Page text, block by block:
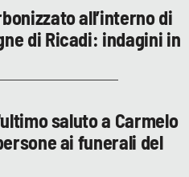
all’interno di
di Ricadi: indagini in
saluto a Carmelo
ai funerali del